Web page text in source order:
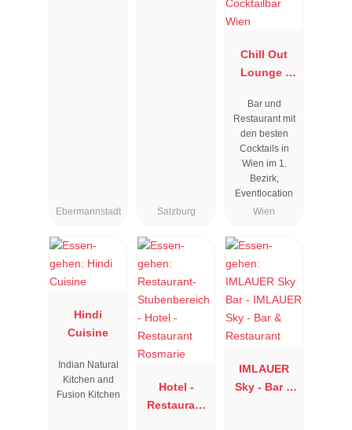
Ebermannstadt Salzburg
Chill Out
Lounge I
Wien
Bar und
Restaurant mit
den besten
Cocktails in
Wien im 1.
Bezirk,
Eventlocation
Wien
Hindi
Cuisine
Indian Natural
Kitchen and
Fusion Kitchen
Hotel -
Restaurant
IMLAUER
Sky - Bar &